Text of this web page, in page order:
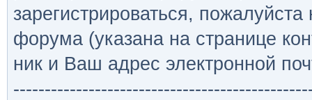
зарегистрироваться,
форума (указана на странице
ник и Ваш адрес электронной